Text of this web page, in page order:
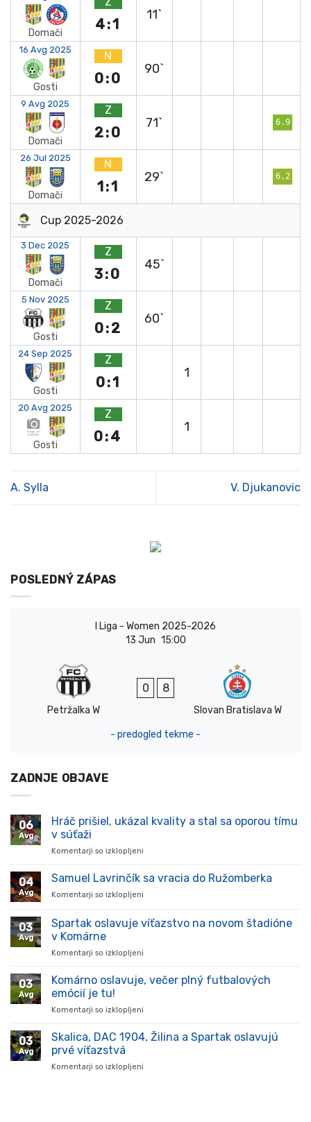
Domači
4:1
11`
16 Avg 2025
Gosti
N
0:0
90`
9 Avg 2025
Domači
Z
2:0
71` 6.9
26 Jul 2025
Domači
N
1:1
29` 6.2
Cup 2025-2026
3 Dec 2025
Domači
Z
3:0
45`
5 Nov 2025
Gosti
Z
0:2
60`
24 Sep 2025
Gosti
Z
0:1
1
20 Avg 2025
Gosti
Z
0:4
1
A. Sylla V. Djukanovic
POSLEDNÝ ZÁPAS
I Liga - Women 2025-2026
13 Jun 15:00
Petržalka W
0 8
Slovan Bratislava W
- predogled tekme -
ZADNJE OBJAVE
06
Avg
Hráč prišiel, ukázal kvality a stal sa oporou tímu
v súťaži
Komentarji so izklopljeni
prišiel,
stal
súťaži
04
Avg
Samuel Lavrinčík sa vracia do Ružomberka
Komentarji so izklopljeni
Lavrinčík
sa
03
Avg
Spartak oslavuje víťazstvo na novom štadióne
v Komárne
Komentarji so izklopljeni
oslavuje
v
03
Avg
Komárno oslavuje, večer plný futbalových
emócií je tu!
Komentarji so izklopljeni
oslavuje,
03
Avg
Skalica, DAC 1904, Žilina a Spartak oslavujú
prvé víťazstvá
Komentarji so izklopljeni